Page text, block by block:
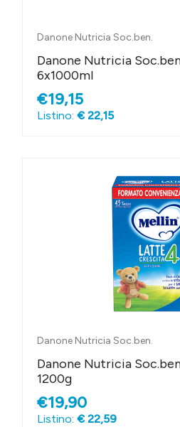
Danone Nutricia Soc.ben.
Danone Nutricia
6x1000ml
€19,15
Listino: € 22,15
Danone Nutricia Soc.ben.
Danone Nutricia
1200g
€19,90
Listino: € 22,59